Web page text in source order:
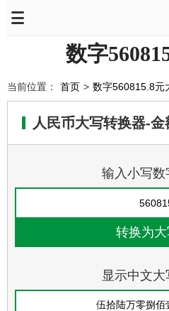
数字
当前位置： 首页 > 数字560815.8元
人民币大写转换器-
输入小写数
显示中文大